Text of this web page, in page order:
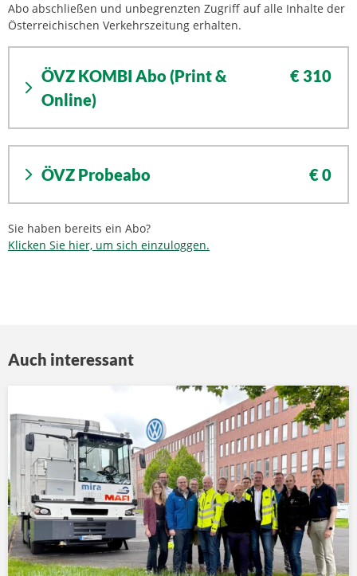
Abo abschließen und unbegrenzten Zugriff auf alle Inhalte der
Österreichischen Verkehrszeitung erhalten.
ÖVZ KOMBI Abo (Print &
Online)
€ 310
ÖVZ Probeabo € 0
Sie haben bereits ein Abo?
Klicken Sie hier, um sich einzuloggen.
Auch interessant